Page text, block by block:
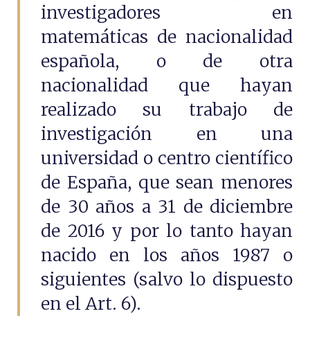
investigadores en
matemáticas de nacionalidad
española, o de otra
nacionalidad que hayan
realizado su trabajo de
investigación en una
universidad o centro científico
de España, que sean menores
de 30 años a 31 de diciembre
de 2016 y por lo tanto hayan
nacido en los años 1987 o
siguientes (salvo lo dispuesto
en el Art. 6).